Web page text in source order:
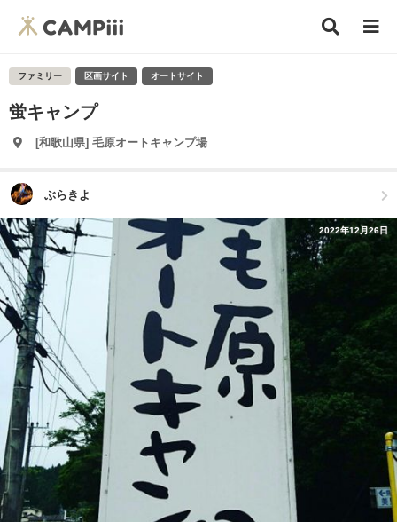
ファミリー 区画サイト オートサイト
蛍キャンプ
[和歌山県] 毛原オートキャンプ場
ぶらきよ
2022年12月26日